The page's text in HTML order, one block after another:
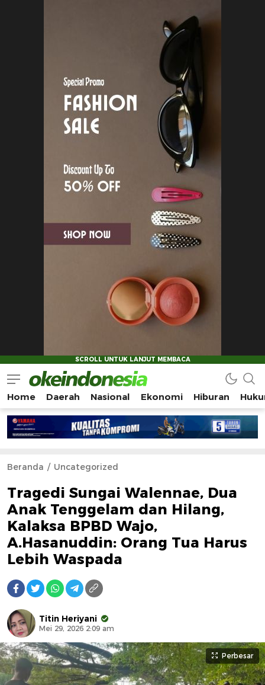
Okeindonesia.Online
Mengonlinekan Indonesia Secara Utuh
Home Daerah Nasional Ekonomi Hiburan
Beranda Uncategorized
Tragedi Sungai Walennae, Dua
Anak Tenggelam dan Hilang,
Kalaksa BPBD Wajo,
A.Hasanuddin: Orang Tua Harus
Lebih Waspada
Titin Heriyani
Mei 29, 2026 2:09 am
Perbesar